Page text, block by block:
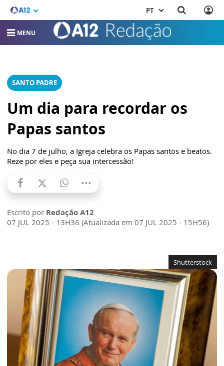
PT
MENU
SANTO PADRE
Um dia para recordar os
Papas santos
No dia 7 de julho, a Igreja celebra os Papas santos e beatos.
Reze por eles e peça sua intercessão!
Escrito por Redação A12
07 JUL 2025 - 13H36 (Atualizada em 07 JUL 2025 - 15H56)
Shutterstock